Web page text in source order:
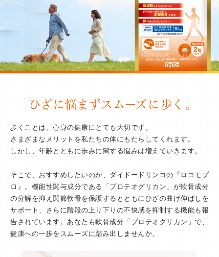
歩くことは、心身の健康にとても大切です。
さまざまなメリットを私たちの体にもたらしてくれます。
しかし、年齢とともに歩みに関する悩みは増えていきます。
そこで、おすすめしたいのが、ダイドードリンコの『ロコモプ
ロ』。機能性関与成分である「プロテオグリカン」が軟骨成分
の分解を抑え関節軟骨を保護するとともにひざの曲げ伸ばしを
サポート、さらに階段の上り下りの不快感を抑制する機能も報
告されています。あなたも軟骨成分「プロテオグリカン」で、
健康への一歩をスムーズに踏み出しませんか。